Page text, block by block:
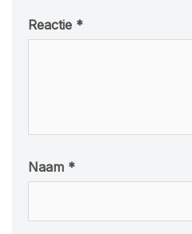
Reactie *
Naam *